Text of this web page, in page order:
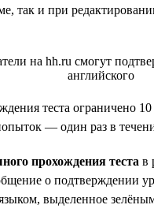
так и при
теста ограничено
— один раз в
прохождения теста в
о подтверждении
выделенное